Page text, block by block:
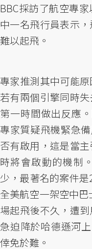
BBC採訪了航空專
中一名飛行員表示
難以起飛。
專家推測其中可能
若有兩個引擎同時
第一時間做出反應
專家質疑飛機緊急
否有啟用，這是當
時將會啟動的機制
少，最著名的案件
全美航空一架空中
場起飛後不久，遭
急迫降於哈德遜河
倖免於難。